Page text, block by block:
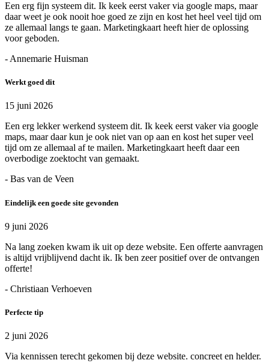
Een erg fijn systeem dit. Ik keek eerst vaker via google maps, maar
daar weet je ook nooit hoe goed ze zijn en kost het heel veel tijd om
ze allemaal langs te gaan. Marketingkaart heeft hier de oplossing
voor geboden.
- Annemarie Huisman
Werkt goed dit
15 juni 2026
Een erg lekker werkend systeem dit. Ik keek eerst vaker via google
maps, maar daar kun je ook niet van op aan en kost het super veel
tijd om ze allemaal af te mailen. Marketingkaart heeft daar een
overbodige zoektocht van gemaakt.
- Bas van de Veen
Eindelijk een goede site gevonden
9 juni 2026
Na lang zoeken kwam ik uit op deze website. Een offerte aanvragen
is altijd vrijblijvend dacht ik. Ik ben zeer positief over de ontvangen
offerte!
- Christiaan Verhoeven
Perfecte tip
2 juni 2026
Via kennissen terecht gekomen bij deze website. concreet en helder.